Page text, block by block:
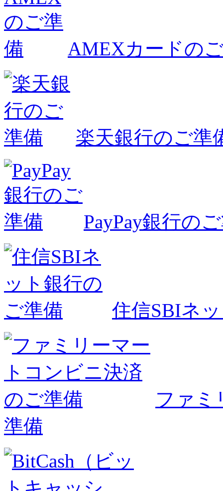
AMEXカードの
楽天銀行のご準
PayPay銀行の
住信SBIネ
ファミ
準備